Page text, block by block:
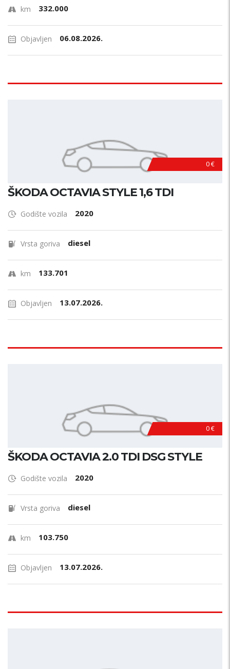
km 332.000
Objavljen 06.08.2026.
0 €
ŠKODA OCTAVIA STYLE 1,6 TDI
Godište vozila 2020
Vrsta goriva diesel
km 133.701
Objavljen 13.07.2026.
0 €
ŠKODA OCTAVIA 2.0 TDI DSG STYLE
Godište vozila 2020
Vrsta goriva diesel
km 103.750
Objavljen 13.07.2026.